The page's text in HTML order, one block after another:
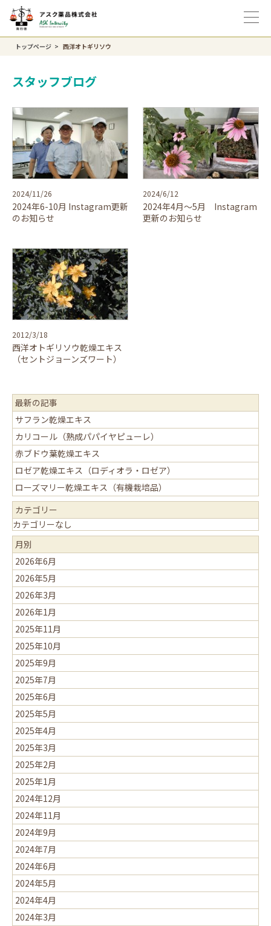
トップページ 西洋オトギリソウ
スタッフブログ
2024/11/26
2024年6-10月 Instagram更新
のお知らせ
2024/6/12
2024年4月～5月 Instagram
更新のお知らせ
2012/3/18
西洋オトギリソウ乾燥エキス
（セントジョーンズワート）
最新の記事
サフラン乾燥エキス
カリコール（熟成パパイヤピューレ）
赤ブドウ葉乾燥エキス
ロゼア乾燥エキス（ロディオラ・ロゼア）
ローズマリー乾燥エキス（有機栽培品）
カテゴリー
カテゴリーなし
月別
2026年6月
2026年5月
2026年3月
2026年1月
2025年11月
2025年10月
2025年9月
2025年7月
2025年6月
2025年5月
2025年4月
2025年3月
2025年2月
2025年1月
2024年12月
2024年11月
2024年9月
2024年7月
2024年6月
2024年5月
2024年4月
2024年3月